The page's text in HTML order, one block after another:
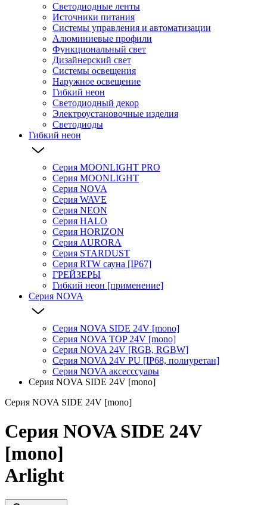
Светодиодные ленты
Источники питания
Системы управления и автоматизации
Алюминиевые профили
Функциональный свет
Дизайнерский свет
Системы освещения
Наружное освещение
Гибкий неон
Светодиодный декор
Электроустановочные изделия
Светодиоды
Гибкий неон
Серия MOONLIGHT PRO
Серия MOONLIGHT
Серия NOVA
Серия WAVE
Серия NEON
Серия HALO
Серия HORIZON
Серия AURORA
Серия STARDUST
Серия RTW сауна [IP67]
ГРЕЙЗЕРЫ
Гибкий неон [применение]
Серия NOVA
Серия NOVA SIDE 24V [mono]
Серия NOVA TOP 24V [mono]
Серия NOVA 24V [RGB, RGBW]
Серия NOVA 24V PU [IP68, полиуретан]
Серия NOVA аксесссуары
Серия NOVA SIDE 24V [mono]
Серия NOVA SIDE 24V [mono]
Серия NOVA SIDE 24V
[mono]
Arlight